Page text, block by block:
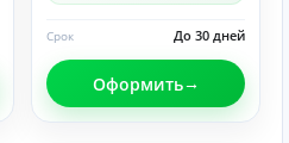
До 30 дней
Срок
Оформить